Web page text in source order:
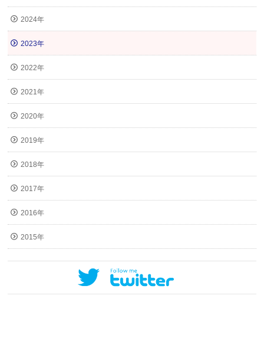
2024年
2023年
2022年
2021年
2020年
2019年
2018年
2017年
2016年
2015年